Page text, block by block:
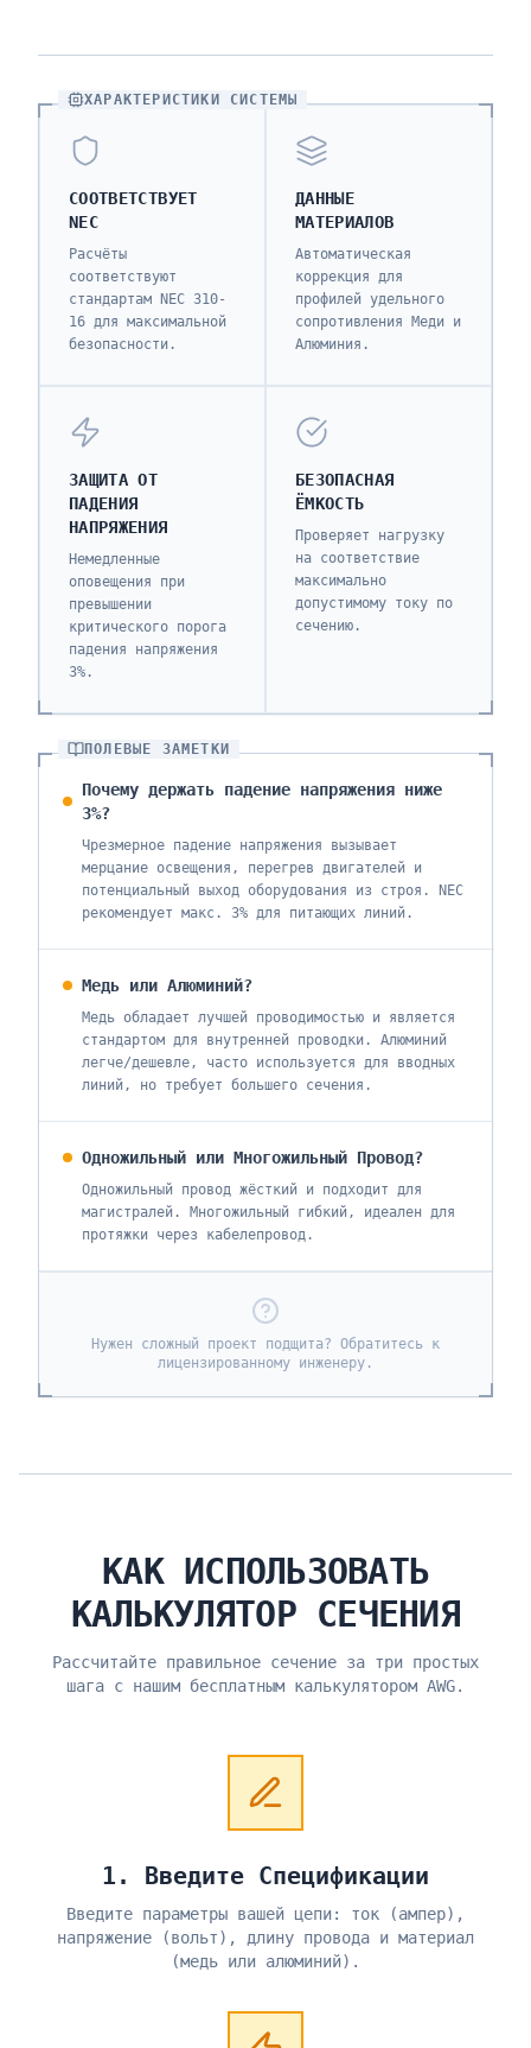
ХАРАКТЕРИСТИКИ СИСТЕМЫ
СООТВЕТСТВУЕТ
NEC
Расчёты
соответствуют
стандартам NEC 310-
16 для максимальной
безопасности.
ДАННЫЕ
МАТЕРИАЛОВ
Автоматическая
коррекция для
профилей удельного
сопротивления Меди и
Алюминия.
ЗАЩИТА ОТ
ПАДЕНИЯ
НАПРЯЖЕНИЯ
Немедленные
оповещения при
превышении
критического порога
падения напряжения
3%.
БЕЗОПАСНАЯ
ЁМКОСТЬ
Проверяет нагрузку
на соответствие
максимально
допустимому току по
сечению.
ПОЛЕВЫЕ ЗАМЕТКИ
Почему держать падение напряжения ниже
3%?
Чрезмерное падение напряжения вызывает
мерцание освещения, перегрев двигателей и
потенциальный выход оборудования из строя. NEC
рекомендует макс. 3% для питающих линий.
Медь или Алюминий?
Медь обладает лучшей проводимостью и является
стандартом для внутренней проводки. Алюминий
легче/дешевле, часто используется для вводных
линий, но требует большего сечения.
Одножильный или Многожильный Провод?
Одножильный провод жёсткий и подходит для
магистралей. Многожильный гибкий, идеален для
протяжки через кабелепровод.
Нужен сложный проект подщита? Обратитесь к
лицензированному инженеру.
КАК ИСПОЛЬЗОВАТЬ
КАЛЬКУЛЯТОР СЕЧЕНИЯ
Рассчитайте правильное сечение за три простых
шага с нашим бесплатным калькулятором AWG.
1. Введите Спецификации
Введите параметры вашей цепи: ток (ампер),
напряжение (вольт), длину провода и материал
(медь или алюминий).